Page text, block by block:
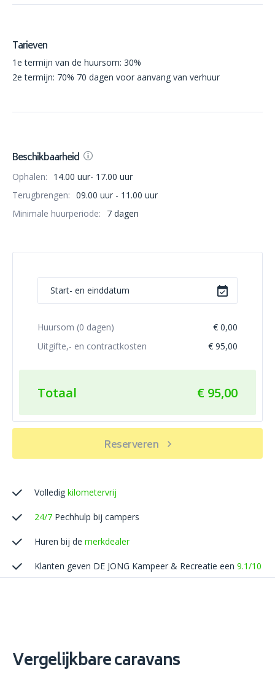
Tarieven
1e termijn van de huursom: 30%
2e termijn: 70% 70 dagen voor aanvang van verhuur
Beschikbaarheid
Ophalen:
14.00 uur- 17.00 uur
Terugbrengen: 09.00 uur - 11.00 uur
Minimale huurperiode:
7 dagen
Huursom (0 dagen)
€ 0,00
Uitgifte,- en contractkosten
€ 95,00
Totaal € 95,00
Reserveren
Volledig kilometervrij
24/7 Pechhulp bij campers
Huren bij de merkdealer
Klanten geven DE JONG Kampeer & Recreatie een 9.1/10
Vergelijkbare caravans